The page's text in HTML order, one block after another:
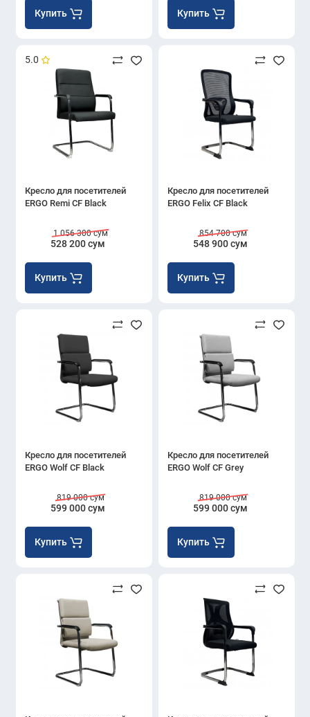
Купить Купить
5.0
Кресло для посетителей
ERGO Remi CF Black
528 200 сум
1 056 300 сум
Купить
Кресло для посетителей
ERGO Felix CF Black
548 900 сум
854 700 сум
Купить
Кресло для посетителей
ERGO Wolf CF Black
599 000 сум
819 000 сум
Купить
Кресло для посетителей
ERGO Wolf CF Grey
599 000 сум
819 000 сум
Купить